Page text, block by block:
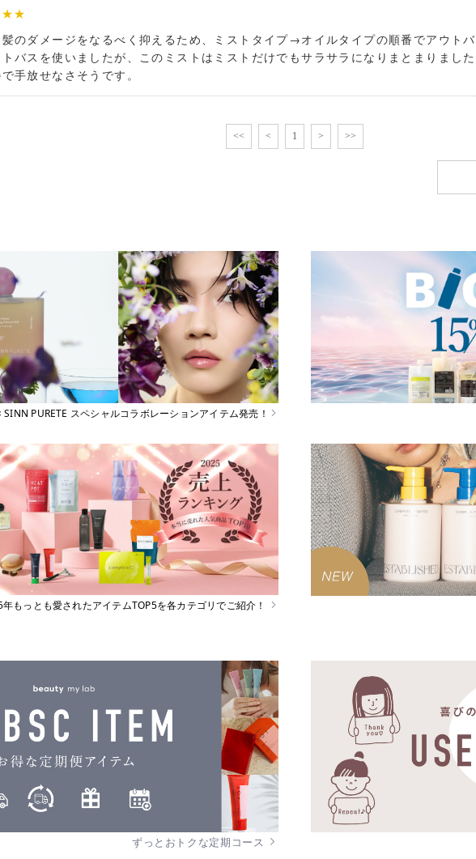
のダメージをなるべく抑えるため、ミストタイプ→オイルタイプの順番でアウト
バスを使いましたが、このミストはミストだけでもサラサラになりまとまりまし
手放せなさそうです。
<< < 1 > >>
SINN PURETE スペシャルコラボレーションアイテム発売！
もっとも愛されたアイテムTOP5を各カテゴリでご紹介！
ずっとおトクな定期コース